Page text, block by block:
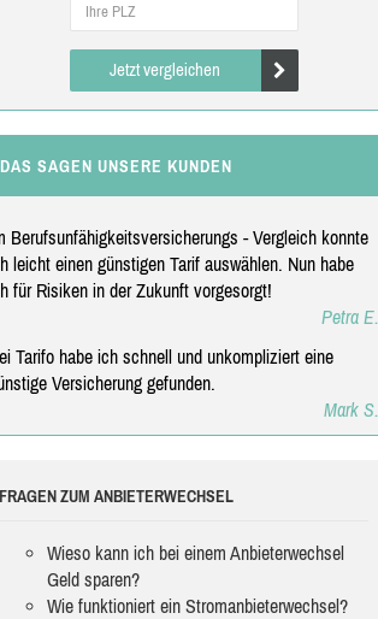
Jetzt vergleichen
DAS SAGEN UNSERE KUNDEN
Berufsunfähigkeitsversicherungs - Vergleich konnte
leicht einen günstigen Tarif auswählen. Nun habe
für Risiken in der Zukunft vorgesorgt!
Petra E.
Tarifo habe ich schnell und unkompliziert eine
Versicherung gefunden.
Mark S.
FRAGEN ZUM ANBIETERWECHSEL
Wieso kann ich bei einem Anbieterwechsel
Geld sparen?
Wie funktioniert ein Stromanbieterwechsel?